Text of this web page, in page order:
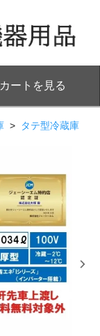
カートを見る
> タテ型冷蔵庫